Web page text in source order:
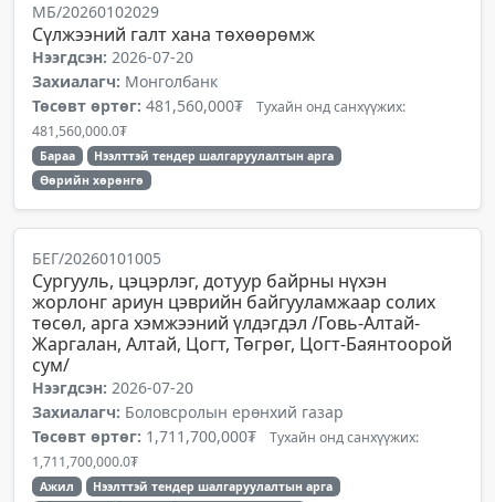
МБ/20260102029
Сүлжээний галт хана төхөөрөмж
Нээгдсэн: 2026-07-20
Захиалагч: Монголбанк
Төсөвт өртөг: 481,560,000₮ Тухайн онд санхүүжих:
481,560,000.0₮
Бараа
Нээлттэй тендер шалгаруулалтын арга
Өөрийн хөрөнгө
БЕГ/20260101005
Сургууль, цэцэрлэг, дотуур байрны нүхэн
жорлонг ариун цэврийн байгууламжаар солих
төсөл, арга хэмжээний үлдэгдэл /Говь-Алтай-
Жаргалан, Алтай, Цогт, Төгрөг, Цогт-Баянтоорой
сум/
Нээгдсэн: 2026-07-20
Захиалагч: Боловсролын ерөнхий газар
Төсөвт өртөг: 1,711,700,000₮ Тухайн онд санхүүжих:
1,711,700,000.0₮
Ажил
Нээлттэй тендер шалгаруулалтын арга